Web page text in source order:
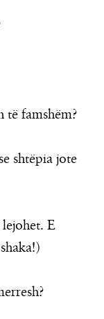
të famshëm?
shtëpia jote
E